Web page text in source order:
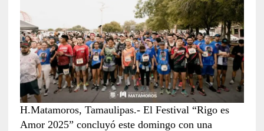
H.Matamoros, Tamaulipas.- El Festival “Rigo es
Amor 2025” concluyó este domingo con una